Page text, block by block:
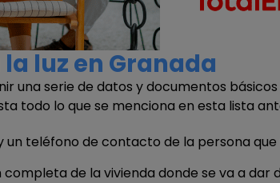
luz en Granada
una serie de datos y documentos
todo lo que se menciona en esta lista
y un teléfono de contacto de la persona
completa de la vivienda donde se va a dar